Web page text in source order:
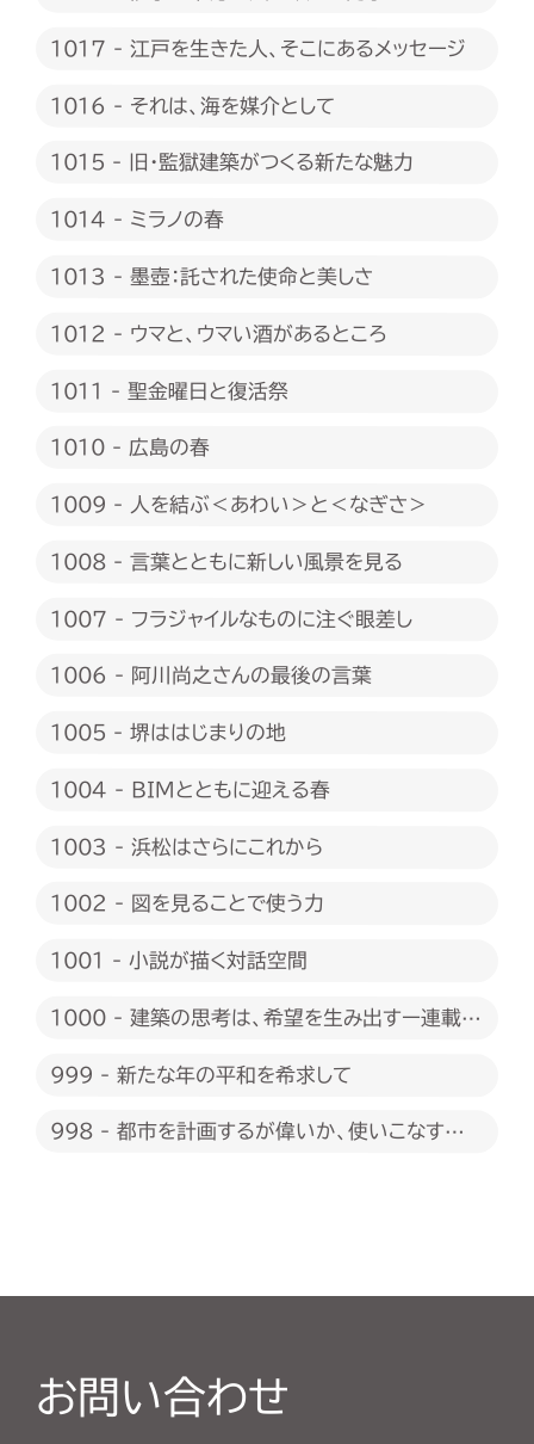
1017 - 江戸を生きた人、そこにあるメッセージ
1016 - それは、海を媒介として
1015 - 旧・監獄建築がつくる新たな魅力
1014 - ミラノの春
1013 - 墨壺：託された使命と美しさ
1012 - ウマと、ウマい酒があるところ
1011 - 聖金曜日と復活祭
1010 - 広島の春
1009 - 人を結ぶ＜あわい＞と＜なぎさ＞
1008 - 言葉とともに新しい風景を見る
1007 - フラジャイルなものに注ぐ眼差し
1006 - 阿川尚之さんの最後の言葉
1005 - 堺ははじまりの地
1004 - BIMとともに迎える春
1003 - 浜松はさらにこれから
1002 - 図を見ることで使う力
1001 - 小説が描く対話空間
1000 - 建築の思考は、希望を生み出すー連載
999 - 新たな年の平和を希求して
998 - 都市を計画するが偉いか、使いこなすが
お問い合わせ